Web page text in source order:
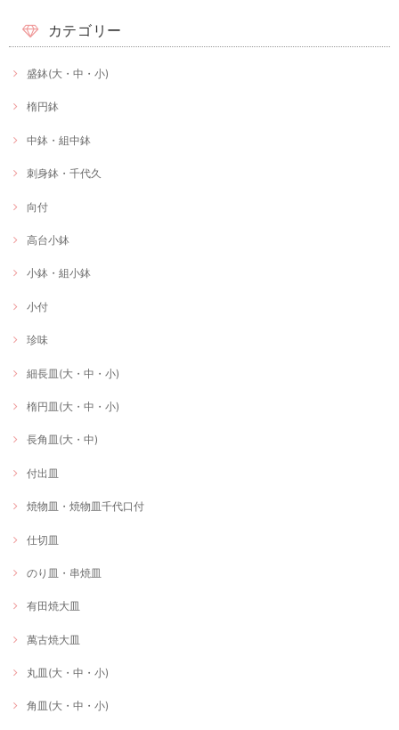
カテゴリー
盛鉢(大・中・小)
楕円鉢
中鉢・組中鉢
刺身鉢・千代久
向付
高台小鉢
小鉢・組小鉢
小付
珍味
細長皿(大・中・小)
楕円皿(大・中・小)
長角皿(大・中)
付出皿
焼物皿・焼物皿千代口付
仕切皿
のり皿・串焼皿
有田焼大皿
萬古焼大皿
丸皿(大・中・小)
角皿(大・中・小)